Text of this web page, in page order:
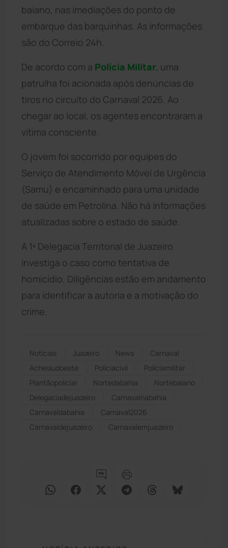
baiano, nas imediações do ponto de
embarque das barquinhas. As informações
são do Correio 24h.
De acordo com a Polícia Militar, uma
patrulha foi acionada após denúncias de
tiros no circuito do Carnaval 2026. Ao
chegar ao local, os agentes encontraram a
vítima consciente.
O jovem foi socorrido por equipes do
Serviço de Atendimento Móvel de Urgência
(Samu) e encaminhado para uma unidade
de saúde em Petrolina. Não há informações
atualizadas sobre o estado de saúde.
A 1ª Delegacia Territorial de Juazeiro
investiga o caso como tentativa de
homicídio. Diligências estão em andamento
para identificar a autoria e a motivação do
crime.
Notícias Juazeiro News
Carnaval
Acheisudoeste
Políciacivil
Políciamilitar
Plantãopolicial
Nortedabahia
Nortebaiano
Delegaciadejuazeiro
Carnavalnabahia
Carnavaldabahia
Carnaval2026
Carnavaldejuazeiro
Carnavalemjuazeiro